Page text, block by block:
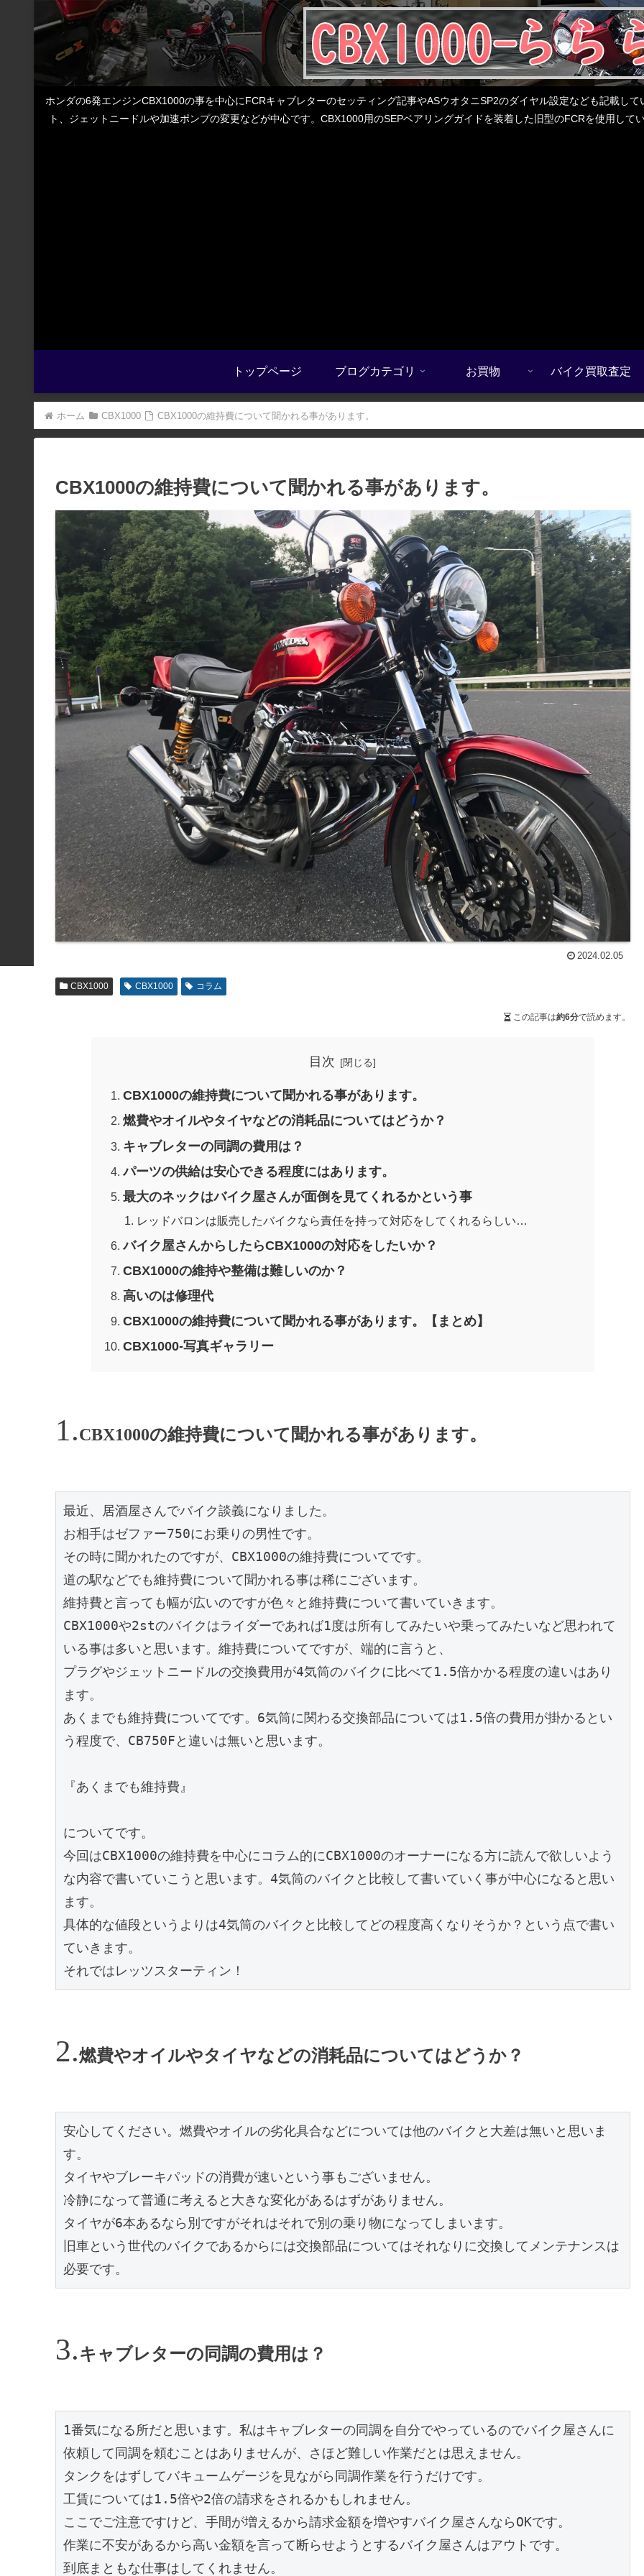
ホンダの6発エンジンCBX1000の事を中心にFCRキャブレターのセッティング記事やASウオタニSP2のダイヤル設定なども記載し
ト、ジェットニードルや加速ポンプの変更などが中心です。CBX1000用のSEPベアリングガイドを装着した旧型のFCRを使用し
トップページ ブログカテゴリ お買物 バイク買取査定
ホーム CBX1000 CBX1000の維持費について聞かれる事があります。
CBX1000の維持費について聞かれる事があります。
2024.02.05
CBX1000 CBX1000 コラム
この記事は約6分で読めます。
目次
CBX1000の維持費について聞かれる事があります。
燃費やオイルやタイヤなどの消耗品についてはどうか？
キャブレターの同調の費用は？
パーツの供給は安心できる程度にはあります。
最大のネックはバイク屋さんが面倒を見てくれるかという事
レッドバロンは販売したバイクなら責任を持って対応をしてくれるらしい…
バイク屋さんからしたらCBX1000の対応をしたいか？
CBX1000の維持や整備は難しいのか？
高いのは修理代
CBX1000の維持費について聞かれる事があります。【まとめ】
CBX1000-写真ギャラリー
CBX1000の維持費について聞かれる事があります。
最近、居酒屋さんでバイク談義になりました。
お相手はゼファー750にお乗りの男性です。
その時に聞かれたのですが、CBX1000の維持費についてです。
道の駅などでも維持費について聞かれる事は稀にございます。
維持費と言っても幅が広いのですが色々と維持費について書いていきます。
CBX1000や2stのバイクはライダーであれば1度は所有してみたいや乗ってみたいなど思われて
いる事は多いと思います。維持費についてですが、端的に言うと、
プラグやジェットニードルの交換費用が4気筒のバイクに比べて1.5倍かかる程度の違いはあり
ます。
あくまでも維持費についてです。6気筒に関わる交換部品については1.5倍の費用が掛かるとい
う程度で、CB750Fと違いは無いと思います。
『あくまでも維持費』
についてです。
今回はCBX1000の維持費を中心にコラム的にCBX1000のオーナーになる方に読んで欲しいよう
な内容で書いていこうと思います。4気筒のバイクと比較して書いていく事が中心になると思い
ます。
具体的な値段というよりは4気筒のバイクと比較してどの程度高くなりそうか？という点で書い
ていきます。
それではレッツスターティン！
燃費やオイルやタイヤなどの消耗品についてはどうか？
安心してください。燃費やオイルの劣化具合などについては他のバイクと大差は無いと思いま
す。
タイヤやブレーキパッドの消費が速いという事もございません。
冷静になって普通に考えると大きな変化があるはずがありません。
タイヤが6本あるなら別ですがそれはそれで別の乗り物になってしまいます。
旧車という世代のバイクであるからには交換部品についてはそれなりに交換してメンテナンスは
必要です。
キャブレターの同調の費用は？
1番気になる所だと思います。私はキャブレターの同調を自分でやっているのでバイク屋さんに
依頼して同調を頼むことはありませんが、さほど難しい作業だとは思えません。
タンクをはずしてバキュームゲージを見ながら同調作業を行うだけです。
工賃については1.5倍や2倍の請求をされるかもしれません。
ここでご注意ですけど、手間が増えるから請求金額を増やすバイク屋さんならOKです。
作業に不安があるから高い金額を言って断らせようとするバイク屋さんはアウトです。
到底まともな仕事はしてくれません。